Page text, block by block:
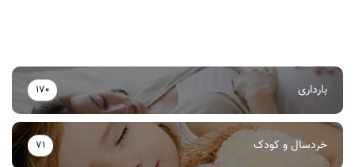
بارداری 170
خردسال و کودک 71